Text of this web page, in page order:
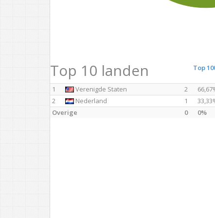
Top
Top 10 landen
1 Verenigde Staten 2
2
Nederland 1
Overige
0 0%